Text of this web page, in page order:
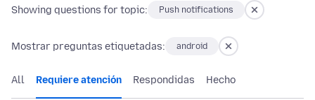
Showing questions for topic: Push notifications
Mostrar preguntas etiquetadas: android
All Requiere atención Respondidas Hecho